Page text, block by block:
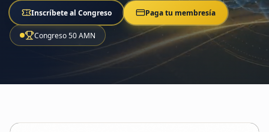
Inscríbete al Congreso Paga tu membresía
Congreso 50 AMN